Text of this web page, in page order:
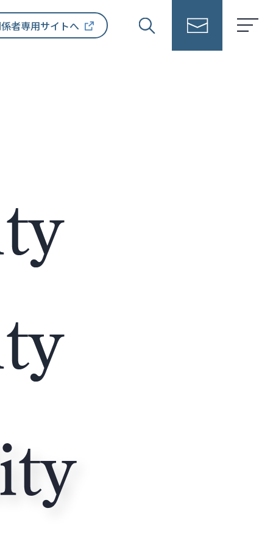
者専用サイトへ